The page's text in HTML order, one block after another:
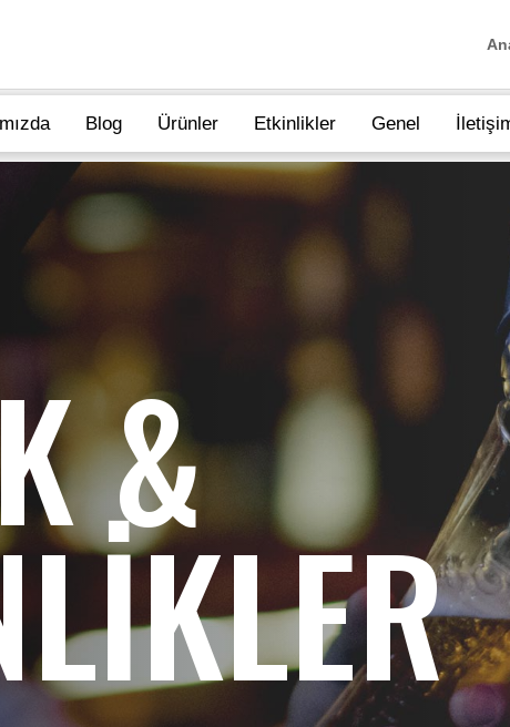
Blog Ürünler Etkinlikler Genel
&